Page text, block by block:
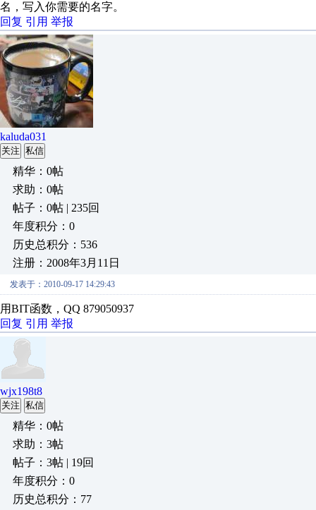
名，写入你需要的名字。
回复 引用 举报
kaluda031
关注 私信
精华：0帖
求助：0帖
帖子：0帖 | 235回
年度积分：0
历史总积分：536
注册：2008年3月11日
发表于：2010-09-17 14:29:43
用BIT函数，QQ 879050937
回复 引用 举报
wjx198t8
关注 私信
精华：0帖
求助：3帖
帖子：3帖 | 19回
年度积分：0
历史总积分：77